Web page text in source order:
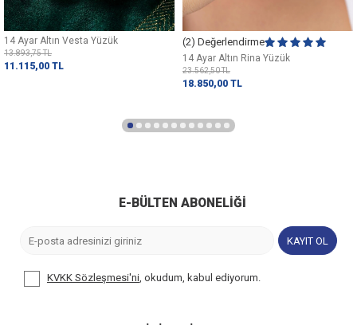
14 Ayar Altın Vesta Yüzük
13.893,75TL
11.115,00 TL
(2) Değerlendirme
14 Ayar Altın Rina Yüzük
23.562,50TL
18.850,00 TL
E-BÜLTEN ABONELIĞI
KAYIT OL
KVKK Sözleşmesi'ni, okudum, kabul ediyorum.